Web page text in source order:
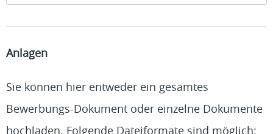
Anlagen
Sie können hier entweder ein gesamtes
Bewerbungs-Dokument oder einzelne Dokumente
hochladen. Folgende Dateiformate sind möglich: